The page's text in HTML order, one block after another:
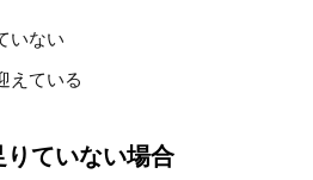
いない
えている
ていない場合